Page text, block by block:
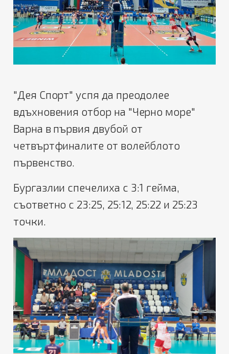
"Дея Спорт" успя да преодолее
вдъхновения отбор на "Черно море"
Варна в първия двубой от
четвъртфиналите от волейблото
първенство.
Бургазлии спечелиха с 3:1 гейма,
съответно с 23:25, 25:12, 25:22 и 25:23
точки.